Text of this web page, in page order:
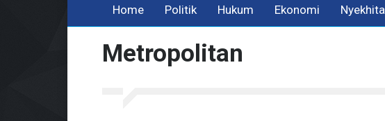
Home Politik Hukum Ekonomi Nyekhita
Metropolitan